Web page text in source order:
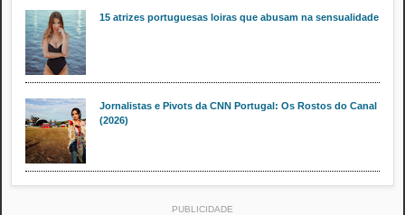
15 atrizes portuguesas loiras que abusam na sensualidade
Jornalistas e Pivots da CNN Portugal: Os Rostos do Canal
(2026)
PUBLICIDADE